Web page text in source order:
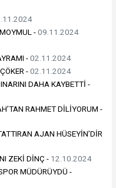
-09.11.2024
-02.11.2024
-02.11.2024
DAHA KAYBETTİ -
RAHMET DİLİYORUM -
AJAN HÜSEYİN’DİR
ZEKİ DİNÇ - 12.10.2024
MÜDÜRÜYDÜ -